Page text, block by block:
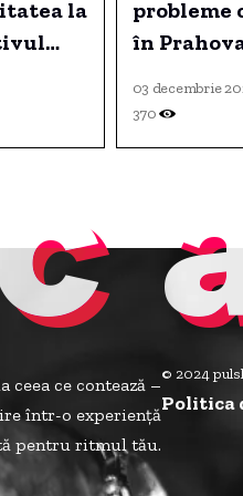
la
probleme
în
Mediului”
03 decembrie
370
ceea ce contează –
într-o experiență
pentru ritmul tău.
© 2024
Politica